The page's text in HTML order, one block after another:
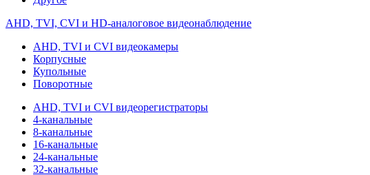
AHD, TVI, CVI и HD-аналоговое видеонаблюдение
AHD, TVI и CVI видеокамеры
Корпусные
Купольные
Поворотные
AHD, TVI и CVI видеорегистраторы
4-канальные
8-канальные
16-канальные
24-канальные
32-канальные